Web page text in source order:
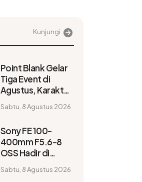
Kunjungi
Point Blank Gelar
Tiga Event di
Agustus, Karakter
60 Persen
Sabtu, 8 Agustus 2026
Sony FE 100-
400mm F5.6-8
OSS Hadir di
654 Gram dan
Sabtu, 8 Agustus 2026